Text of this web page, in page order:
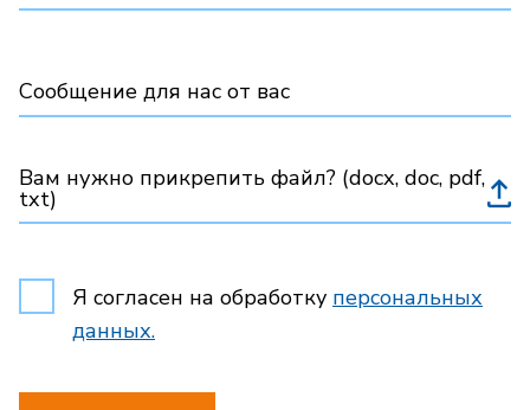
Сообщение для нас от вас
Вам нужно прикрепить файл? (docx, doc, pdf,
txt)
Я согласен на обработку персональных
данных.